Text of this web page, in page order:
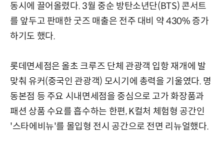
동시에 끌어올렸다. 3월 중순 방탄소년단(BTS) 콘서트
를 앞두고 판매한 굿즈 매출은 전주 대비 약 430% 증가
하기도 했다.
롯데면세점은 올초 크루즈 단체 관광객 입항 재개에 발
맞춰 유커(중국인 관광객) 모시기에 총력을 기울였다. 명
동본점 등 주요 시내면세점을 중심으로 고가 화장품과
패션 상품 수요를 흡수하는 한편, K컬처 체험형 공간인
'스타에비뉴'를 몰입형 전시 공간으로 전면 리뉴얼했다.